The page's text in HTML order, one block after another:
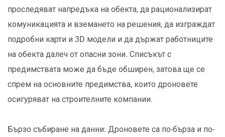
проследяват напредъка на обекта, да рационализират
комуникацията и вземането на решения, да изграждат
подробни карти и 3D модели и да държат работниците
на обекта далеч от опасни зони. Списъкът с
предимствата може да бъде обширен, затова ще се
спрем на основните предимства, които дроновете
осигуряват на строителните компании.
Бързо събиране на данни: Дроновете са по-бърза и по-